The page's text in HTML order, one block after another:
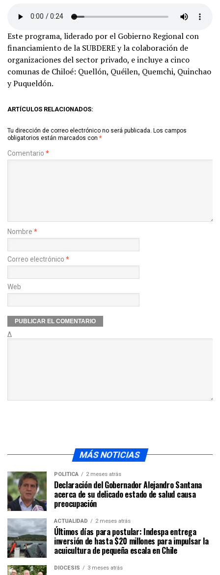
Este programa, liderado por el Gobierno Regional con
financiamiento de la SUBDERE y la colaboración de
organizaciones del sector privado, e incluye a cinco
comunas de Chiloé: Quellón, Quéilen, Quemchi, Quinchao
y Puqueldón.
ARTÍCULOS RELACIONADOS:
Tu dirección de correo electrónico no será publicada. Los campos
obligatorios están marcados con *
Comentario *
Nombre *
Correo electrónico *
Web
Δ
MÁS NOTICIAS
POLÍTICA 2 meses atrás
Declaración del Gobernador Alejandro Santana
acerca de su delicado estado de salud causa
preocupación
ACTUALIDAD 2 meses atrás
Últimos días para postular: Indespa entrega
inversión de hasta $20 millones para impulsar la
acuicultura de pequeña escala en Chile
DIÓCESIS 3 meses atrás